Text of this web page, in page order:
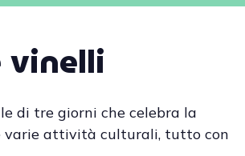
di tre giorni che celebra la
varie attività culturali, tutto con